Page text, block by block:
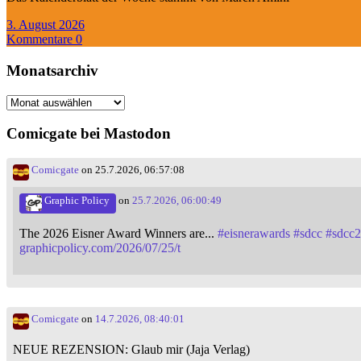
3. August 2026
Kommentare 0
Monatsarchiv
Monatsarchiv
Comicgate bei Mastodon
Comicgate on 25.7.2026, 06:57:08
Graphic Policy on 25.7.2026, 06:00:49
The 2026 Eisner Award Winners are... #eisnerawards #sdcc #
graphicpolicy.com/2026/07/25/t
Comicgate on 14.7.2026, 08:40:01
NEUE REZENSION: Glaub mir (Jaja Verlag)